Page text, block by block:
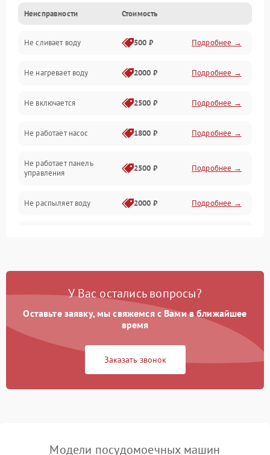
Управление
Электропитание
Датчики
Нагрев
Вода
Гигиена
Программное обеспечение
Неисправности Стоимость
Не сливает воду 500 ₽ Подробнее →
Не нагревает воду 2000 ₽ Подробнее →
Не включается 2500 ₽ Подробнее →
Не работает насос 1800 ₽ Подробнее →
Не работает панель
управления
2500 ₽ Подробнее →
Не распыляет воду 2000 ₽ Подробнее →
Проблемы с набором
Не работает сушилка 2100 ₽ Подробнее →
Сбои в работе таймера 1700 ₽
У Вас остались вопросы?
Оставьте заявку, мы свяжемся с Вами в ближайшее
время
Заказать звонок
Модели посудомоечных машин